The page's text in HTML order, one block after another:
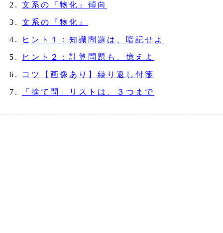
文系の『物化』傾向
文系の『物化』
ヒント１：知識問題は、暗記せよ
ヒント２：計算問題も、憶えよ
コツ【画像あり】繰り返し付箋
「捨て問」リストは、３つまで